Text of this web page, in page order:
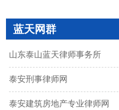
蓝天网群
山东泰山蓝天律师事务所
泰安刑事律师网
泰安建筑房地产专业律师网